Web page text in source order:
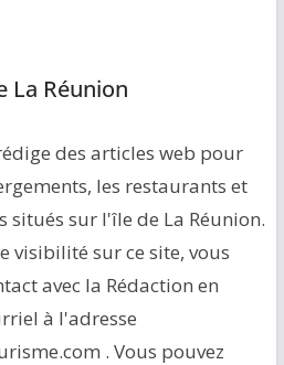
La Réunion
des articles web pour
les restaurants et
situés sur l'île de La Réunion.
visibilité sur ce site, vous
avec la Rédaction en
à l'adresse
. Vous pouvez